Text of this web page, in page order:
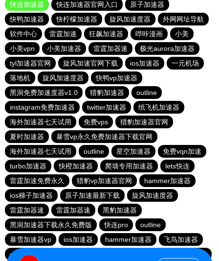
快连加速器
快连加速器官网入口
原子加速器
快鸭加速器
快柠檬加速器 旋风加速度器
外网网址导航
软件中心
雷霆加速 狂飙加速器 哔咔漫画
小美
小美vpn
小美加速器 雷霆加器速
极光aurora加速器
tyl加速器官网
旋风加速官网下载 ios加速器
一元机场
落地机
旋风加速度器
快鸭vp加速器
黑洞免费加速度器v1.0
猎豹加速器
outline
instagram免费加速器
twitter加速器
纸飞机加速器
海外加速器七天试用
免费vps
猎豹加速器官网
夏时加速器
暴雪vp永久免费加速器下载官网
海外加速器七天试用
outline 星空加速器
免费vqn加速
turbo加速器
快橙加速器 爬墙专用加速器
lets快连
雷霆加速免费永久
猎豹vp加速器官网
hammer加速器
ios梯子加速器
原子加速最新下载
旋风加速度器
雷霆加器速
雷霆加器速
黑豹加速器
黑洞加速器下载永久免费版
快连pro
outline
暴雪加速器vp
ios加速器 hammer加速器
飞鸟加速器
outline
黑洞nvp加速器